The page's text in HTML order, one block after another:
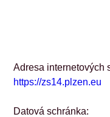
Adresa
https://zs14.plzen.eu
Datová